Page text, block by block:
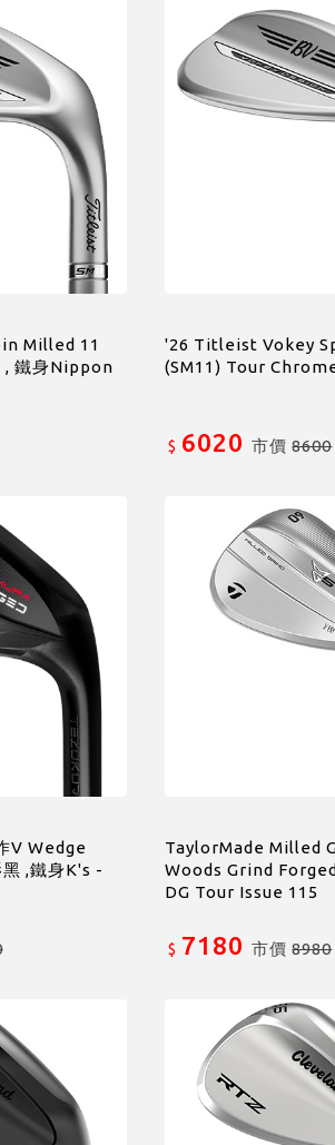
Milled 11
, 鐵身Nippon
'26 Titleist Vokey
(SM11) Tour
$ 6020 市價8600
V Wedge
,鐵身K's -
TaylorMade Milled
Woods Grind
DG Tour Issue 115
$ 7180 市價8980